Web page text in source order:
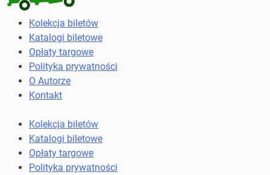
Kolekcja
biletów
komunikacji
miejskiej
kolejowych
Kolekcja biletów
Katalogi biletowe
Opłaty targowe
Polityka prywatności
O Autorze
Kontakt
Kolekcja biletów
Katalogi biletowe
Opłaty targowe
Polityka prywatności